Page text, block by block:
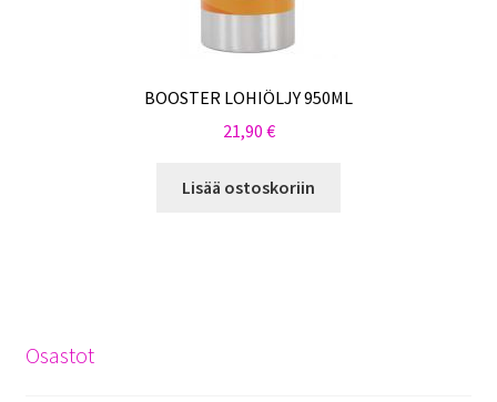
BOOSTER LOHIÖLJY 950ML
21,90 €
Lisää ostoskoriin
Osastot